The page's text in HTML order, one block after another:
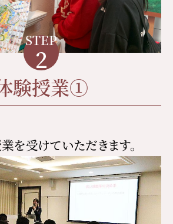
STEP
2
験授業①
を受けていただきます。